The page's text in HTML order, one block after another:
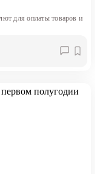
для оплаты товаров и